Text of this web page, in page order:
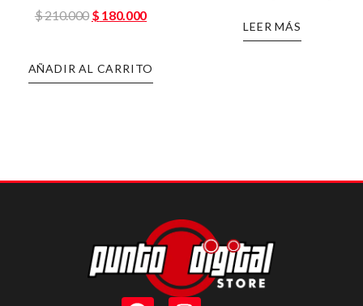
$210.000 $ 180.000
AÑADIR AL CARRITO
LEER MÁS